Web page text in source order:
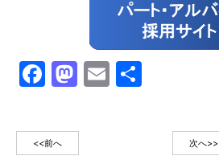
Facebook
Mastodon
Email
<<前へ 次へ>>